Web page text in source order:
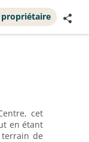
propriétaire
cet
en étant
de